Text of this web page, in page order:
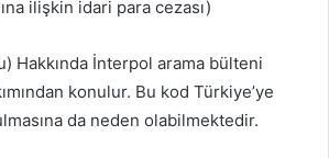
ilişkin idari para cezası)
Hakkında İnterpol arama bülteni
konulur. Bu kod Türkiye’ye
da neden olabilmektedir.